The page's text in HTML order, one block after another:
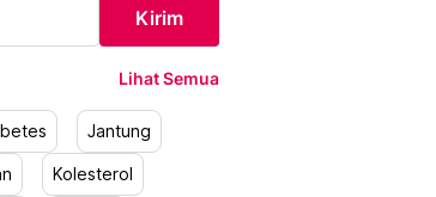
Kirim
Lihat Semua
Jantung
Kolesterol